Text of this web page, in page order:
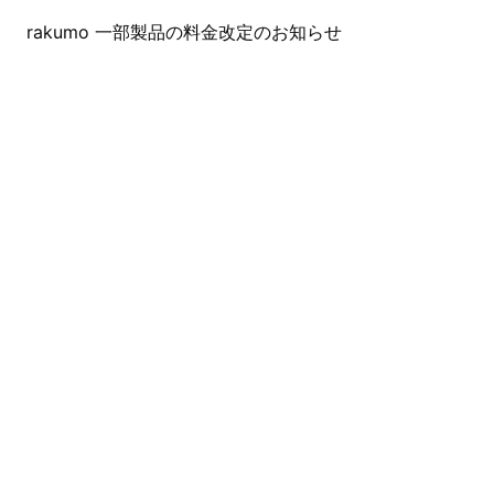
rakumo 一部製品の料金改定のお知らせ